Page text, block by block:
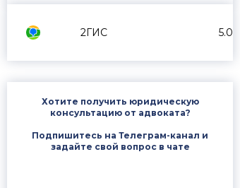
2ГИС 5.0
Хотите получить юридическую
консультацию от адвоката?
Подпишитесь на Телеграм-канал и
задайте свой вопрос в чате